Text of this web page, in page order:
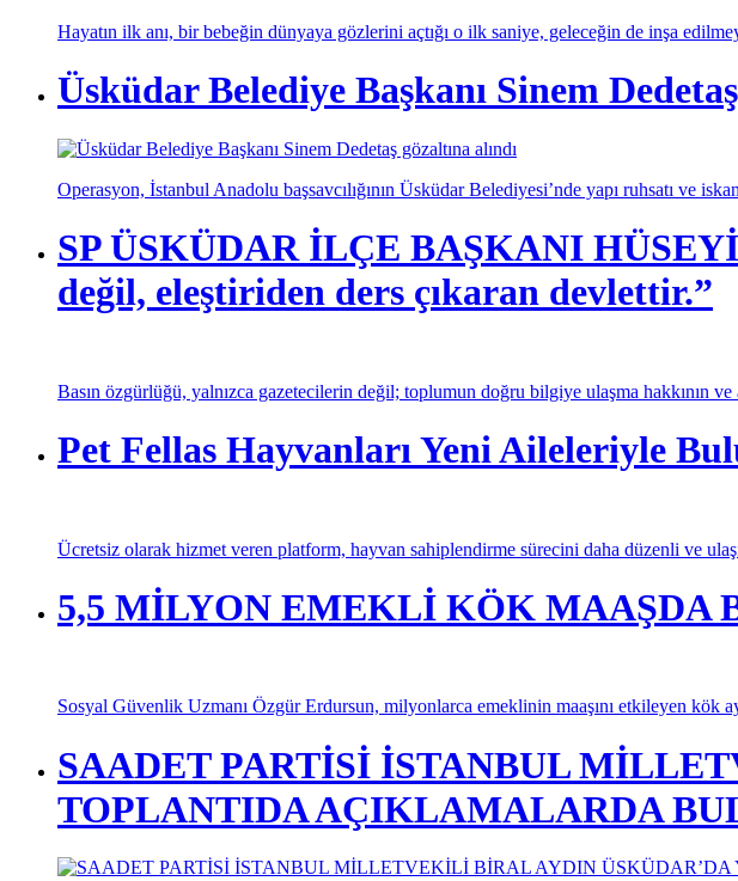
Hayatın ilk anı, bir bebeğin dünyaya gözlerini açtığı o ilk saniye, geleceğin de inşa
Üsküdar Belediye Başkanı Sinem
Operasyon, İstanbul Anadolu başsavcılığının Üsküdar Belediyesi’nde yapı ruhsatı ve
SP ÜSKÜDAR İLÇE BAŞKANI
değil, eleştiriden ders çıkaran devlettir.”
Basın özgürlüğü, yalnızca gazetecilerin değil; toplumun doğru bilgiye ulaşma hakkının
Pet Fellas Hayvanları Yeni Aileleriyle
Ücretsiz olarak hizmet veren platform, hayvan sahiplendirme sürecini daha düzenli ve
5,5 MİLYON EMEKLİ KÖK MAAŞDA
Sosyal Güvenlik Uzmanı Özgür Erdursun, milyonlarca emeklinin maaşını etkileyen kök
SAADET PARTİSİ İSTANBUL
TOPLANTIDA AÇIKLAMALARDA